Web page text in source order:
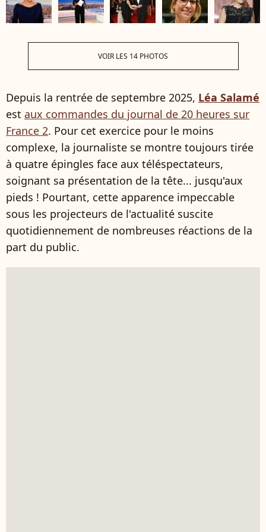
VOIR LES 14 PHOTOS
Depuis la rentrée de septembre 2025, Léa Salamé
est aux commandes du journal de 20 heures sur
France 2. Pour cet exercice pour le moins
complexe, la journaliste se montre toujours tirée
à quatre épingles face aux téléspectateurs,
soignant sa présentation de la tête... jusqu'aux
pieds ! Pourtant, cette apparence impeccable
sous les projecteurs de l'actualité suscite
quotidiennement de nombreuses réactions de la
part du public.